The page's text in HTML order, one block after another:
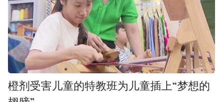
橙剂受害儿童的特教班为儿童插上“梦想的